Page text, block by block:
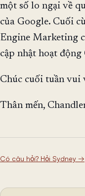
một số lo ngại về
của Google. Cuối
Engine Marketing
cập nhật hoạt
Chúc cuối tuần vui
Thân mến,
Có câu hỏi? Hỏi Sydney →